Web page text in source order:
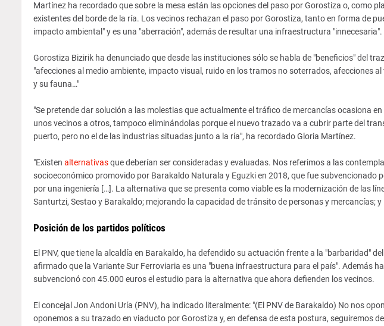
Martínez ha recordado que sobre la mesa están las opciones del paso por Gorostiza o, como
existentes del borde de la ría. Los vecinos rechazan el paso por Gorostiza, tanto en forma de
impacto ambiental" y es una "aberración", además de resultar una infraestructura "innecesaria".
Gorostiza Bizirik ha denunciado que desde las instituciones sólo se habla de "beneficios" del
"afecciones al medio ambiente, impacto visual, ruido en los tramos no soterrados, afecciones
y su fauna…"
"Se pretende dar solución a las molestias que actualmente el tráfico de mercancías ocasiona
unos vecinos a otros, tampoco eliminándolas porque el nuevo trazado va a cubrir parte del
puerto, pero no el de las industrias situadas junto a la ría", ha recordado Gloria Martínez.
"Existen alternativasque deberían ser consideradas y evaluadas. Nos referimos a las
socioeconómico promovido por Barakaldo Naturala y Eguzki en 2018, que fue subvencionado
por una ingeniería […]. La alternativa que se presenta como viable es la modernización de las
Santurtzi, Sestao y Barakaldo; mejorando la capacidad de tránsito de personas y mercancías;
Posición de los partidos políticos
El PNV, que tiene la alcaldía en Barakaldo, ha defendido su actuación frente a la "barbaridad"
afirmado que la Variante Sur Ferroviaria es una "buena infraestructura para el país". Además
subvencionó con 45.000 euros el estudio para la alternativa que ahora defienden los vecinos.
El concejal Jon Andoni Uría (PNV), ha indicado literalmente: "(El PNV de Barakaldo) No nos
oponemos a su trazado en viaducto por Gorostiza y, en defensa de esta postura, seguiremos